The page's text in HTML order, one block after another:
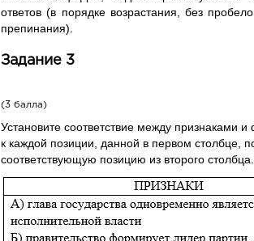
ответов (в порядке возрастания, без
препинания).
Задание 3
(3 балла)
Установите соответствие между признаками
к каждой позиции, данной в первом столбце,
соответствующую позицию из второго столбца.